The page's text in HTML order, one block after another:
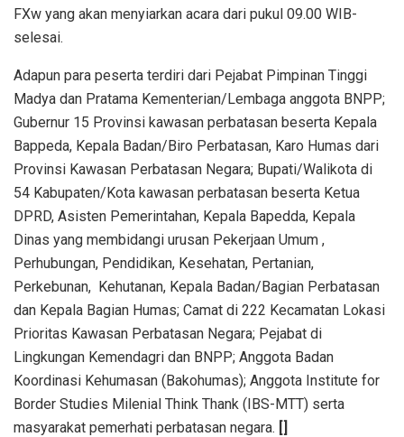
FXw yang akan menyiarkan acara dari pukul 09.00 WIB-
selesai.
Adapun para peserta terdiri dari Pejabat Pimpinan Tinggi
Madya dan Pratama Kementerian/Lembaga anggota BNPP;
Gubernur 15 Provinsi kawasan perbatasan beserta Kepala
Bappeda, Kepala Badan/Biro Perbatasan, Karo Humas dari
Provinsi Kawasan Perbatasan Negara; Bupati/Walikota di
54 Kabupaten/Kota kawasan perbatasan beserta Ketua
DPRD, Asisten Pemerintahan, Kepala Bapedda, Kepala
Dinas yang membidangi urusan Pekerjaan Umum ,
Perhubungan, Pendidikan, Kesehatan, Pertanian,
Perkebunan, Kehutanan, Kepala Badan/Bagian Perbatasan
dan Kepala Bagian Humas; Camat di 222 Kecamatan Lokasi
Prioritas Kawasan Perbatasan Negara; Pejabat di
Lingkungan Kemendagri dan BNPP; Anggota Badan
Koordinasi Kehumasan (Bakohumas); Anggota Institute for
Border Studies Milenial Think Thank (IBS-MTT) serta
masyarakat pemerhati perbatasan negara. []